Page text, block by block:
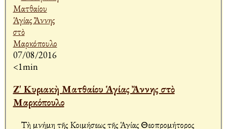
07/08/2016
<1min
Ζ' Κυριακὴ Ματθαίου Ἁγίας Ἄννης στὸ
Μαρκόπουλο
Τὴ μνήμη τῆς Κοιμήσεως τῆς Ἁγίας Θεοπρομήτορος